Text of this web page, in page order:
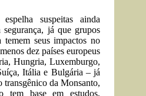
suspeitas ainda
já que grupos
seus impactos no
dez países europeus
Hungria, Luxemburgo,
Itália e Bulgária – já
da Monsanto,
base em estudos,